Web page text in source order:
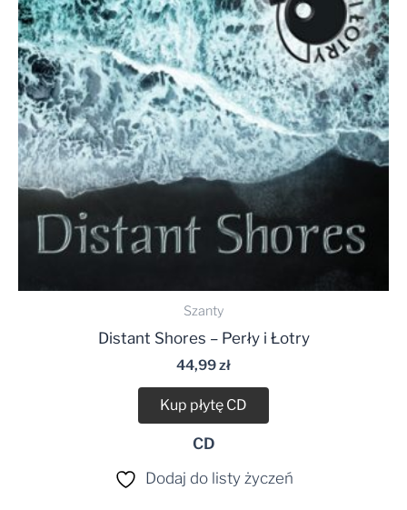
Szanty
Distant Shores – Perły i Łotry
44,99zł
Kup płytę CD
CD
Dodaj do listy życzeń